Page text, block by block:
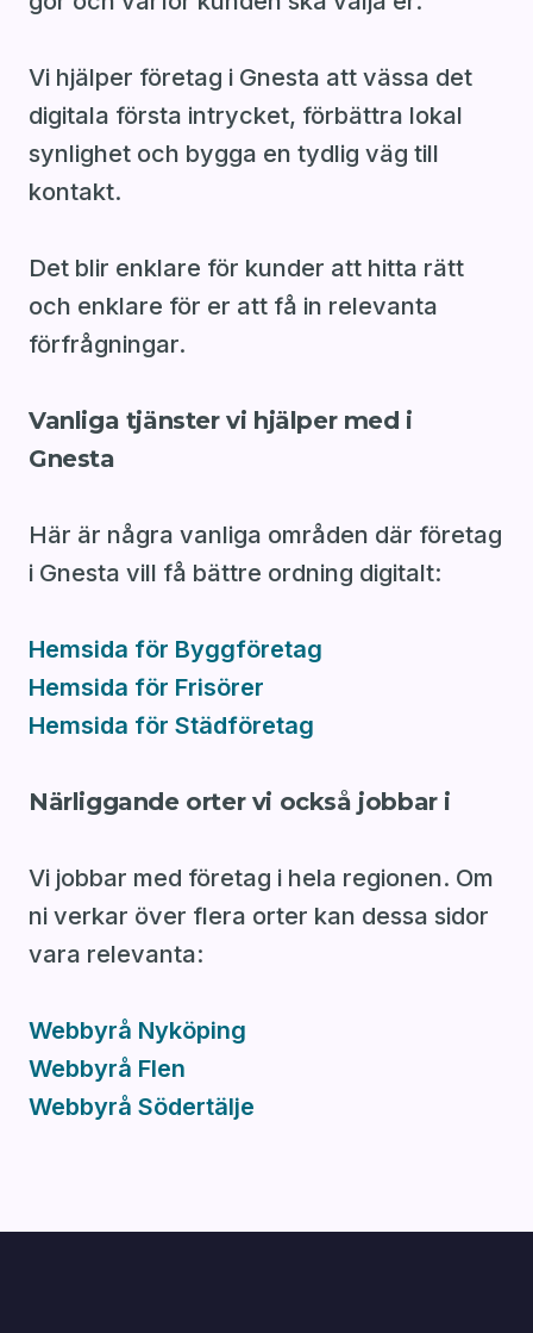
Vi hjälper företag i Gnesta att vässa det
digitala första intrycket, förbättra lokal
synlighet och bygga en tydlig väg till
kontakt.
Det blir enklare för kunder att hitta rätt
och enklare för er att få in relevanta
förfrågningar.
Vanliga tjänster vi hjälper med i
Gnesta
Här är några vanliga områden där företag
i Gnesta vill få bättre ordning digitalt:
Hemsida för Byggföretag
Hemsida för Frisörer
Hemsida för Städföretag
Närliggande orter vi också jobbar i
Vi jobbar med företag i hela regionen. Om
ni verkar över flera orter kan dessa sidor
vara relevanta:
Webbyrå Nyköping
Webbyrå Flen
Webbyrå Södertälje